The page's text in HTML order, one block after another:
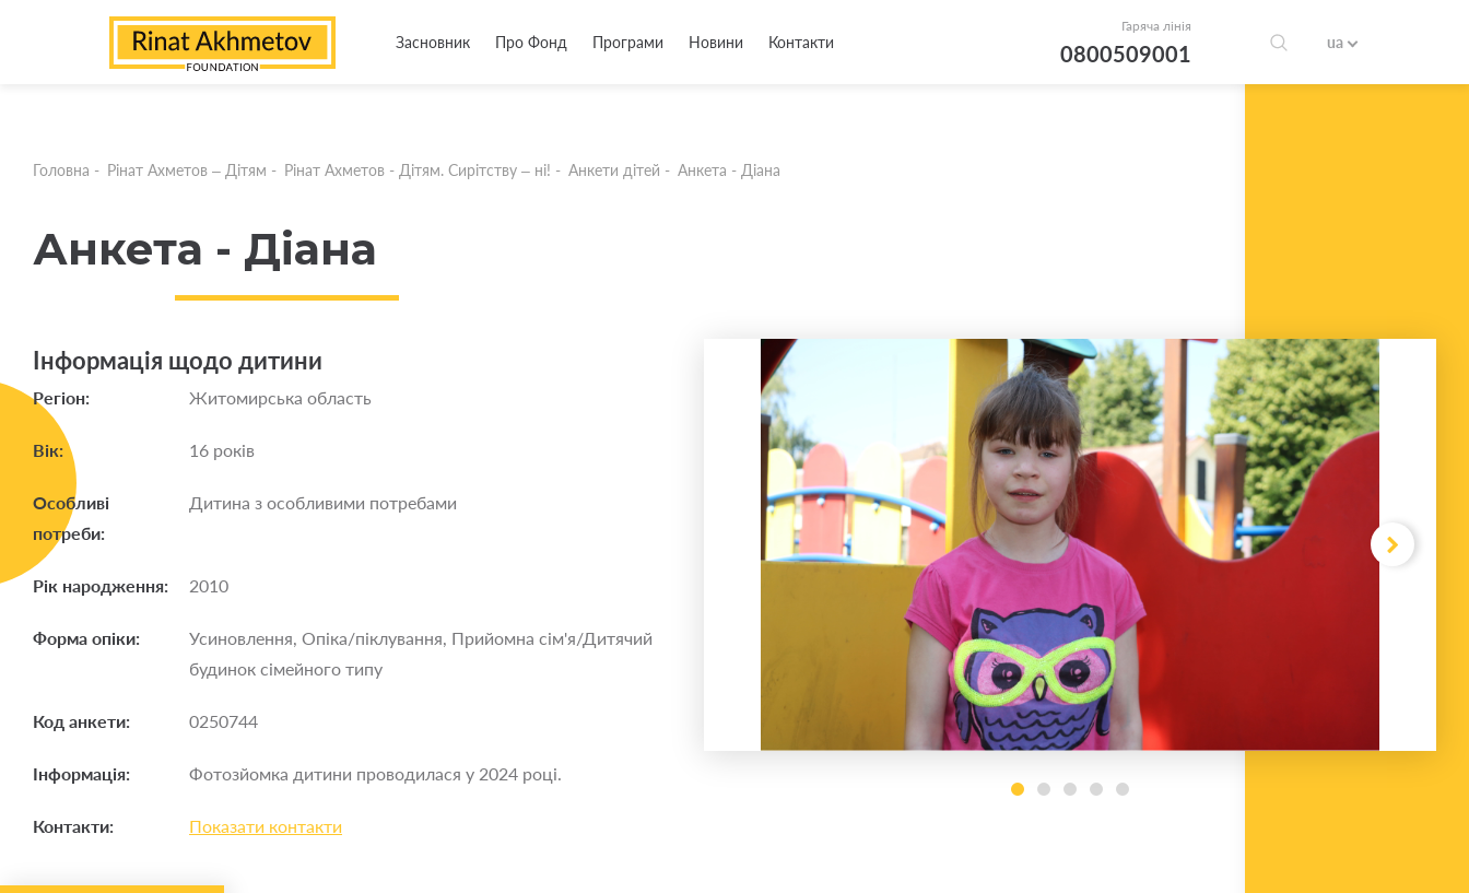
Засновник Про Фонд Програми Новини Контакти
Гаряча лінія
0800509001 ua
Головна - Рінат Ахметов – Дітям - Рінат Ахметов - Дітям. Сирітству – ні! - Анкети дітей - Анкета - Діана
Анкета - Діана
Інформація щодо дитини
Регіон: Житомирська область
Вік: 16 років
Особливі
потреби:
Дитина з особливими потребами
Рік народження: 2010
Форма опіки:
Усиновлення, Опіка/піклування, Прийомна сім'я/Дитячий
будинок сімейного типу
Код анкети: 0250744
Інформація: Фотозйомка дитини проводилася у 2024 році.
Контакти: Показати контакти